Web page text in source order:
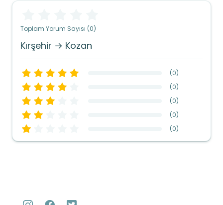
Toplam Yorum Sayısı (0)
Kırşehir → Kozan
(0)
(0)
(0)
(0)
(0)